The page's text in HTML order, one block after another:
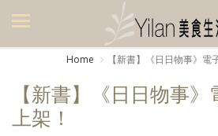
美食集
廚房集
Home 【新書】《日日物事》電
【新書】《日日物事
上架！